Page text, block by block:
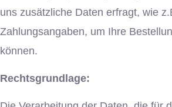
uns zusätzliche Daten erfragt, wie
Zahlungsangaben, um Ihre
können.
Rechtsgrundlage: